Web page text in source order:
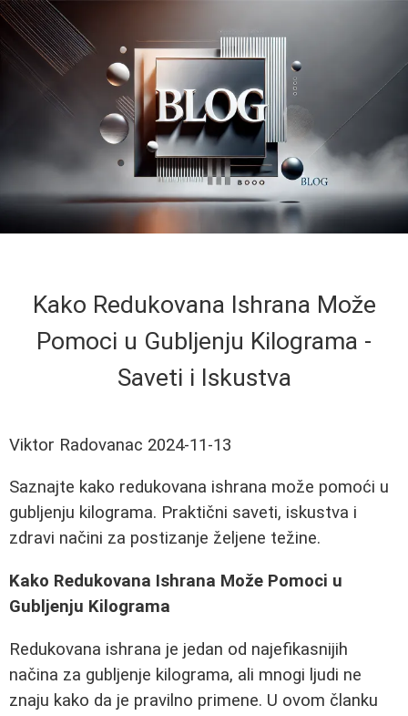
Kako Redukovana Ishrana Može
Pomoci u Gubljenju Kilograma -
Saveti i Iskustva
Viktor Radovanac 2024-11-13
Saznajte kako redukovana ishrana može pomoći u
gubljenju kilograma. Praktični saveti, iskustva i
zdravi načini za postizanje željene težine.
Kako Redukovana Ishrana Može Pomoci u
Gubljenju Kilograma
Redukovana ishrana je jedan od najefikasnijih
načina za gubljenje kilograma, ali mnogi ljudi ne
znaju kako da je pravilno primene. U ovom članku